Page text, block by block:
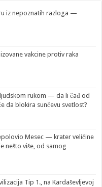
iz nepoznatih razloga —
vakcine protiv raka
rukom — da li čađ od
da blokira sunčevu svetlost?
Mesec — krater veličine
nešto više, od samog
Tip 1., na Kardaševljevoj